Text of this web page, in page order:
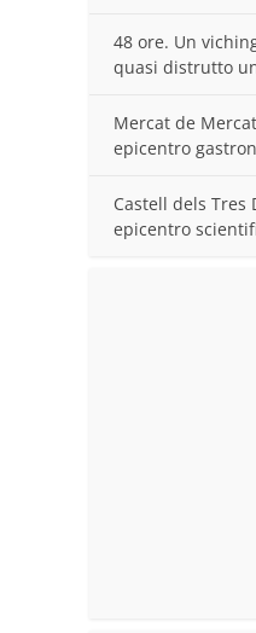
48 ore. Un
quasi distrutto
Mercat de
epicentro
Castell dels
epicentro